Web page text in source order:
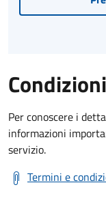
Per conoscere i
informazioni
servizio.
Termini e